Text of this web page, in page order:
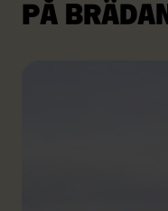
PÅ BRÄDAN